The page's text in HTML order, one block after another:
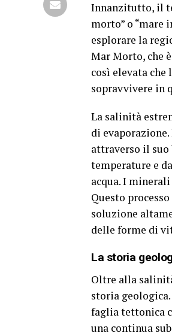
Innanzitutto, il
morto” o “mare
esplorare la
Mar Morto, che
così elevata
sopravvivere in
La salinità
di
attraverso il suo
temperature e
acqua. I
Questo
soluzione
delle forme di
La storia
Oltre alla
storia geologica.
faglia tettonica
una continua